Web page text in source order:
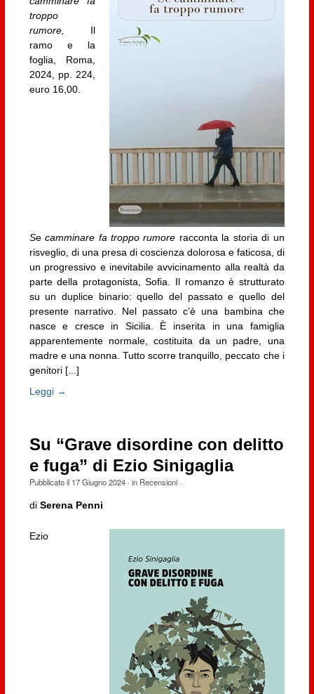
troppo
rumore, Il
ramo e la
foglia, Roma,
2024, pp. 224,
euro 16,00.
Secamminare fa troppo rumore racconta la storia di un
risveglio, di una presa di coscienza dolorosa e faticosa, di
un progressivo e inevitabile avvicinamento alla realtà da
parte della protagonista, Sofia. Il romanzo è strutturato
su un duplice binario: quello del passato e quello del
presente narrativo. Nel passato c’è una bambina che
nasce e cresce in Sicilia. È inserita in una famiglia
apparentemente normale, costituita da un padre, una
madre e una nonna. Tutto scorre tranquillo, peccato che i
genitori [...]
Leggi →
Su “Grave disordine con delitto
e fuga” di Ezio Sinigaglia
Pubblicato il 17 Giugno 2024· in Recensioni·
di Serena Penni
Ezio